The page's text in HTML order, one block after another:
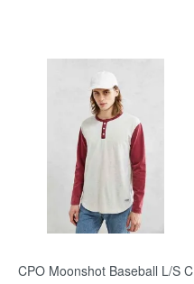
CPO Moonshot Baseball L/S C